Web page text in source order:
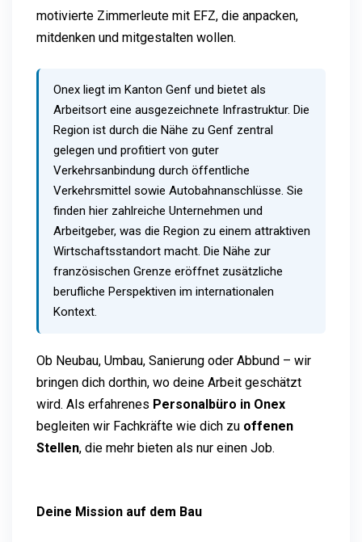
motivierte Zimmerleute mit EFZ, die anpacken,
mitdenken und mitgestalten wollen.
Onex liegt im Kanton Genf und bietet als
Arbeitsort eine ausgezeichnete Infrastruktur. Die
Region ist durch die Nähe zu Genf zentral
gelegen und profitiert von guter
Verkehrsanbindung durch öffentliche
Verkehrsmittel sowie Autobahnanschlüsse. Sie
finden hier zahlreiche Unternehmen und
Arbeitgeber, was die Region zu einem attraktiven
Wirtschaftsstandort macht. Die Nähe zur
französischen Grenze eröffnet zusätzliche
berufliche Perspektiven im internationalen
Kontext.
Ob Neubau, Umbau, Sanierung oder Abbund – wir
bringen dich dorthin, wo deine Arbeit geschätzt
wird. Als erfahrenes Personalbüro in Onex
begleiten wir Fachkräfte wie dich zu offenen
Stellen, die mehr bieten als nur einen Job.
Deine Mission auf dem Bau